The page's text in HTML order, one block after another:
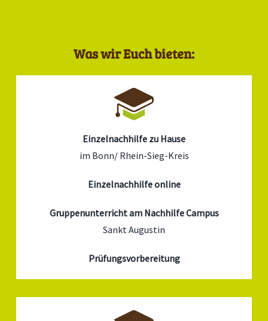
Was wir Euch bieten:
Einzelnachhilfe zu Hause
im Bonn/ Rhein-Sieg-Kreis
Einzelnachhilfe online
Gruppenunterricht am Nachhilfe Campus
Sankt Augustin
Prüfungsvorbereitung